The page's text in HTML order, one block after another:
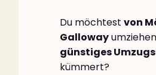
Du möchtest von
Galloway
günstiges
kümmert?